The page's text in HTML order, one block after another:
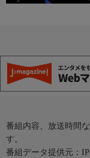
番組内容、放送時間
す。
番組データ提供元：